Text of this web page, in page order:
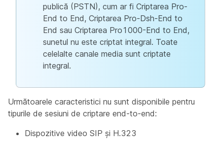
publică (PSTN), cum ar fi Criptarea Pro-
End to End, Criptarea Pro-Dsh-End to
End sau Criptarea Pro1000-End to End,
sunetul nu este criptat integral. Toate
celelalte canale media sunt criptate
integral.
Următoarele caracteristici nu sunt disponibile pentru
tipurile de sesiuni de criptare end-to-end:
Dispozitive video SIP și H.323